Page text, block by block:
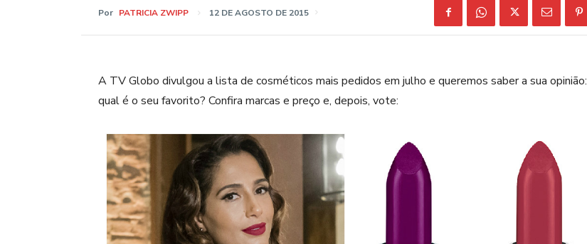
Por PATRICIA ZWIPP 12 DE AGOSTO DE 2015
A TV Globo divulgou a lista de cosméticos mais pedidos em julho e queremos saber a sua opinião:
qual é o seu favorito? Confira marcas e preço e, depois, vote: